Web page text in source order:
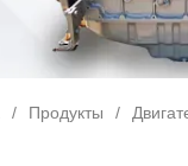
/ Продукты /